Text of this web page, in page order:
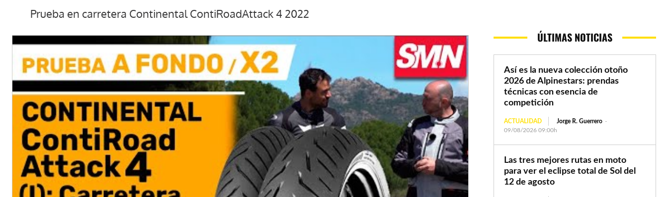
Prueba en carretera Continental ContiRoadAttack 4 2022
ÚLTIMAS NOTICIAS
Así es la nueva colección otoño
2026 de Alpinestars: prendas
técnicas con esencia de
competición
ACTUALIDAD Jorge R. Guerrero -
09/08/2026 09:00h
Las tres mejores rutas en moto
para ver el eclipse total de Sol del
12 de agosto